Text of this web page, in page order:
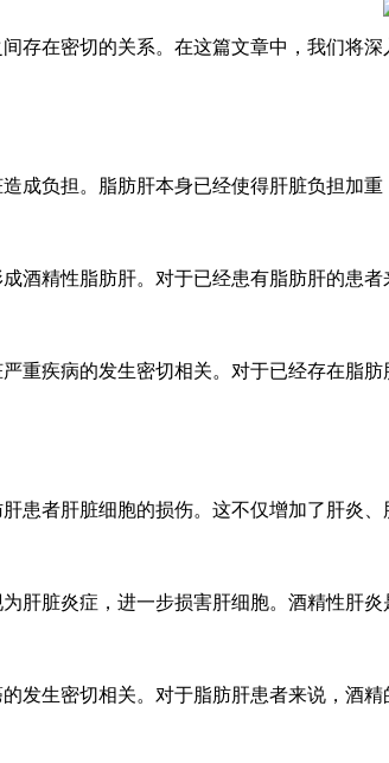
存在密切的关系。在这篇文章中，我们将
负担。脂肪肝本身已经使得肝脏负担加重
精性脂肪肝。对于已经患有脂肪肝的患者
疾病的发生密切相关。对于已经存在脂肪
者肝脏细胞的损伤。这不仅增加了肝炎、
脏炎症，进一步损害肝细胞。酒精性肝炎
生密切相关。对于脂肪肝患者来说，酒精